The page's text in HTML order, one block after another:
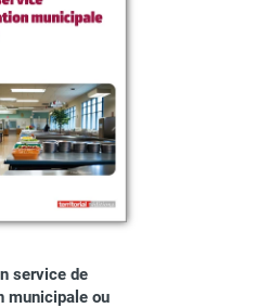
service de
municipale ou